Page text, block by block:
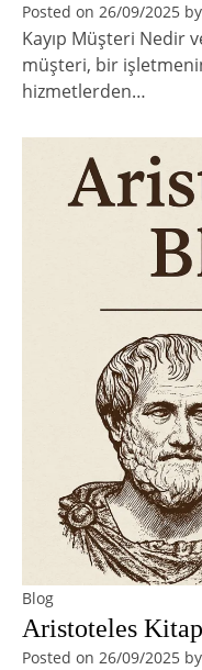
Posted on 26/09/2025 by
Kayıp Müşteri Nedir
müşteri, bir
hizmetlerden…
Blog
Aristoteles
Posted on 26/09/2025 by